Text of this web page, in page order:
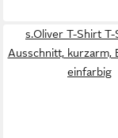
s.Oliver T-Shirt
Ausschnitt, kurzarm,
einfarbig